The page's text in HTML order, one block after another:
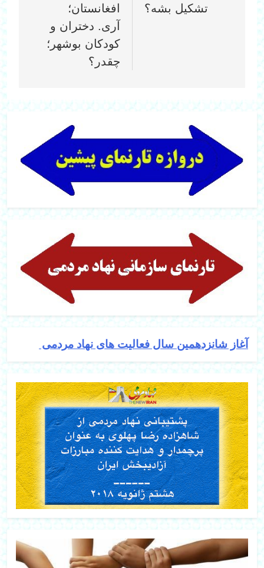
آغاز شانزدهمین سال فعالیت های نهاد مردمی
تشکیل بشه؟
افغانستان؛
آری. دختران و
کودکان بوشهر؛
چقدر؟